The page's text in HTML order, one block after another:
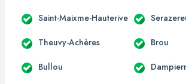
Saint-Maixme-Hauterive
Theuvy-Achères Brou
Bullou